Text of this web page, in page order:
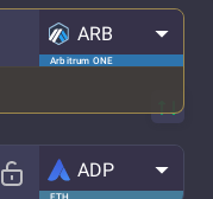
Arbitrum ONE
ARB
ADP